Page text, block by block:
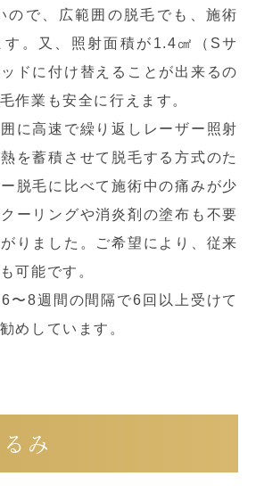
ので、広範囲の脱毛でも、施術
す。又、照射面積が1.4㎠（Sサ
ドに付け替えることが出来るの
作業も安全に行えます。
に高速で繰り返しレーザー照射
を蓄積させて脱毛する方式のた
脱毛に比べて施術中の痛みが少
ーリングや消炎剤の塗布も不要
りました。ご希望により、従来
可能です。
〜8週間の間隔で6回以上受けて
めしています。
み